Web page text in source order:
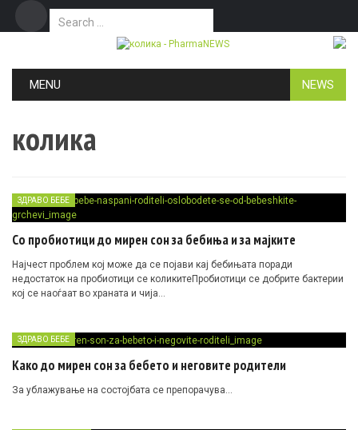
Search for:
MENU NEWS
колика
ЗДРАВО БЕБЕ
Со пробиотици до мирен сон за бебиња и за мајките
Најчест проблем кој може да се појави кај бебињата поради
недостаток на пробиотици се коликитеПробиотици се добрите бактерии
кој се наоѓаат во храната и чија…
ЗДРАВО БЕБЕ
Како до мирен сон за бебето и неговите родители
За ублажување на состојбата се препорачува…